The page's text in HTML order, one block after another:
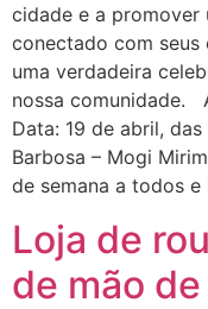
cidade e a promover
conectado com seus
uma verdadeira
nossa comunidade.
Data: 19 de abril,
Barbosa – Mogi
de semana a todos e
Loja de
de mão